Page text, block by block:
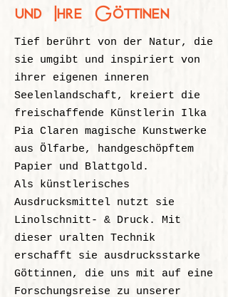
und Ihre Göttinen
Tief berührt von der Natur, die
sie umgibt und inspiriert von
ihrer eigenen inneren
Seelenlandschaft, kreiert die
freischaffende Künstlerin Ilka
Pia Claren magische Kunstwerke
aus Ölfarbe, handgeschöpftem
Papier und Blattgold.
Als künstlerisches
Ausdrucksmittel nutzt sie
Linolschnitt- & Druck. Mit
dieser uralten Technik
erschafft sie ausdrucksstarke
Göttinnen, die uns mit auf eine
Forschungsreise zu unserer